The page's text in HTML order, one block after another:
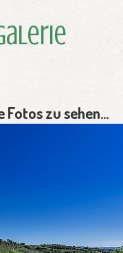
Fotos zu sehen...